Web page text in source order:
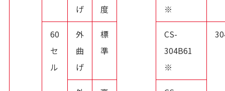
げ
度
※
60
セ
ル
外
曲
げ
標
準
CS-
304B61
※